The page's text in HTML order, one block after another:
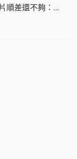
韓國晶片順差還不夠：韓國央行按兵不動背後的匯率與通膨風險